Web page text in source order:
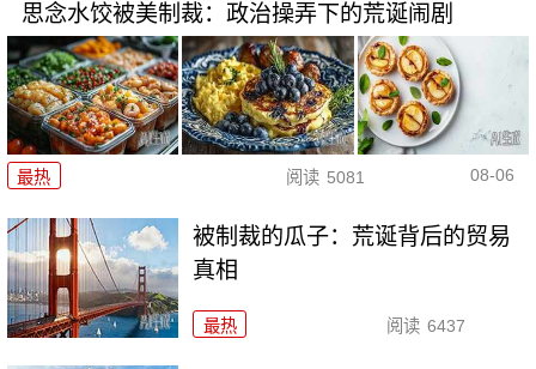
思念水饺被美制裁：政治操弄下的荒诞闹剧
最热 阅读 5081 08-06
被制裁的瓜子：荒诞背后的贸易
真相
最热 阅读 6437